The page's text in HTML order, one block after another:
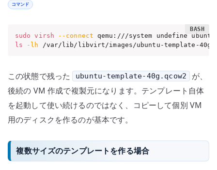
コマンド
sudo virsh --connect qemu:///system undefine
ls
-lh /var/lib/libvirt/images/ubuntu-template-
この状態で残った ubuntu-template-40g.qcow2
が、
後続の VM 作成で複製元になります。テンプレート自体
を起動して使い続けるのではなく、コピーして個別 VM
用のディスクを作るのが基本です。
複数サイズのテンプレートを作る場合